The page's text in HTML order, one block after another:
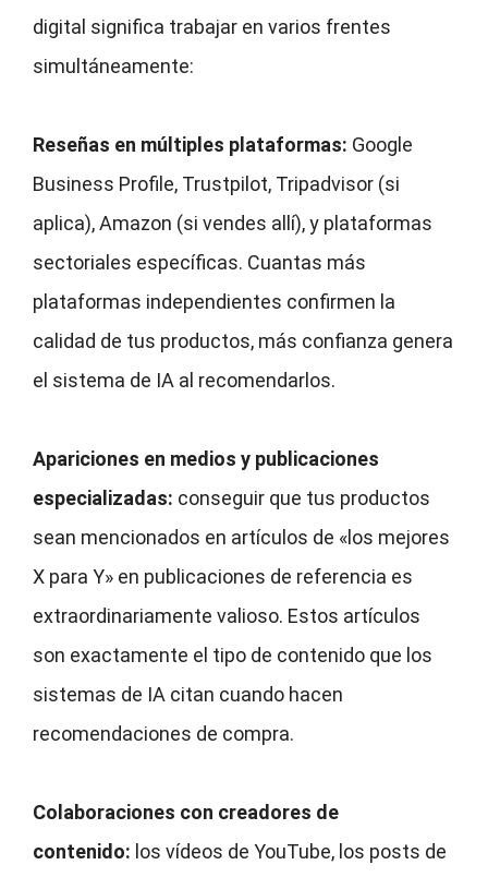
digital significa trabajar en varios frentes
simultáneamente:
Reseñas en múltiples plataformas: Google
Business Profile, Trustpilot, Tripadvisor (si
aplica), Amazon (si vendes allí), y plataformas
sectoriales específicas. Cuantas más
plataformas independientes confirmen la
calidad de tus productos, más confianza genera
el sistema de IA al recomendarlos.
Apariciones en medios y publicaciones
especializadas: conseguir que tus productos
sean mencionados en artículos de «los mejores
X para Y» en publicaciones de referencia es
extraordinariamente valioso. Estos artículos
son exactamente el tipo de contenido que los
sistemas de IA citan cuando hacen
recomendaciones de compra.
Colaboraciones con creadores de
contenido: los vídeos de YouTube, los posts de